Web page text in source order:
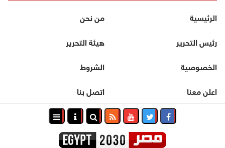
الرئيسية
من نحن
رئيس التحرير
هيئة التحرير
الخصوصية
الشروط
اعلن معنا
اتصل بنا